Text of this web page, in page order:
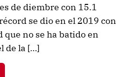
de diembre con 15.1
se dio en el 2019 con
que no se ha batido en
de la […]